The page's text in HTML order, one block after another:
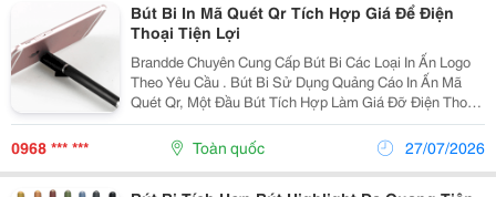
Bút Bi In Mã Quét Qr Tích Hợp Giá Để Điện
Thoại Tiện Lợi
Brandde Chuyên Cung Cấp Bút Bi Các Loại In Ấn Logo
Theo Yêu Cầu . Bút Bi Sử Dụng Quảng Cáo In Ấn Mã
Quét Qr, Một Đầu Bút Tích Hợp Làm Giá Đỡ Điện Thoại
Tiện Lợi Cho Người Sử Dụng. Ngoài Ra Còn Tích Hợp
Thêm 1 Đầu Cảm Ứng. Một Chiếc Bút Đa Di Năng Để
0968 *** *** Toàn quốc 27/07/2026